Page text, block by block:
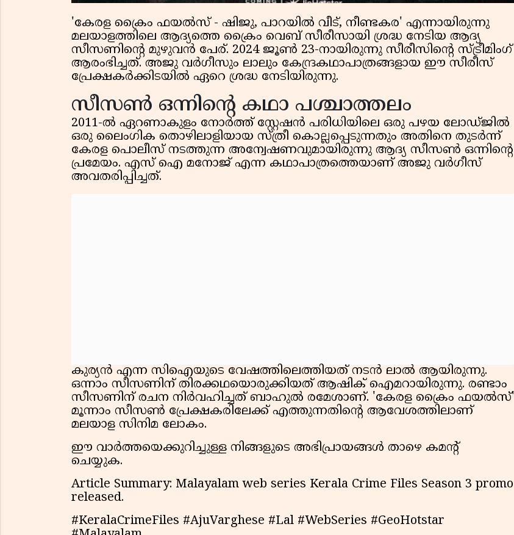
'കേരള ക്രൈം ഫയൽസ് - ഷിജു, പാറയിൽ വീട്, നീണ്ടകര' എന്നായിരുന്നു
മലയാളത്തിലെ ആദ്യത്തെ ക്രൈം വെബ് സീരീസായി ശ്രദ്ധ നേടിയ ആദ്യ
സീസണിന്റെ മുഴുവൻ പേര്. 2024 ജൂൺ 23-നായിരുന്നു സീരീസിൻ്റെ സ്ട്രീമിം​ഗ്
ആരംഭിച്ചത്. അജു വർ​ഗീസും ലാലും കേന്ദ്രകഥാപാത്രങ്ങളായ ഈ സീരീസ്
പ്രേക്ഷകർക്കിടയിൽ ഏറെ ശ്രദ്ധ നേടിയിരുന്നു.
സീസൺ ഒന്നിന്റെ കഥാ പശ്ചാത്തലം
2011-ൽ ഏറണാകുളം നോർത്ത് സ്റ്റേഷൻ പരിധിയിലെ ഒരു പഴയ ലോഡ്ജിൽ
ഒരു ലൈംഗിക തൊഴിലാളിയായ സ്ത്രീ കൊല്ലപ്പെടുന്നതും അതിനെ തുടർന്ന്
കേരള പൊലീസ് നടത്തുന്ന അന്വേഷണവുമായിരുന്നു ആദ്യ സീസൺ ഒന്നിന്റെ
പ്രമേയം. എസ് ഐ മനോജ് എന്ന കഥാപാത്രത്തെയാണ് അജു വർ​ഗീസ്
അവതരിപ്പിച്ചത്.
കുര്യൻ എന്ന സിഐയുടെ വേഷത്തിലെത്തിയത് നടൻ ലാൽ ആയിരുന്നു.
ഒന്നാം സീസണിന് തിരക്കഥയൊരുക്കിയത് ആഷിക് ഐമറായിരുന്നു. രണ്ടാം
സീസണിന് രചന നിർവഹിച്ചത് ബാഹുൽ രമേശാണ്. 'കേരള ക്രൈം ഫയൽസ്'
മൂന്നാം സീസൺ പ്രേക്ഷകരിലേക്ക് എത്തുന്നതിൻ്റെ ആവേശത്തിലാണ്
മലയാള സിനിമ ലോകം.
ഈ വാർത്തയെക്കുറിച്ചുള്ള നിങ്ങളുടെ അഭിപ്രായങ്ങൾ താഴെ കമൻ്റ്
ചെയ്യുക.
Article Summary: Malayalam web series Kerala Crime Files Season 3 promo
released.
#KeralaCrimeFiles #AjuVarghese #Lal #WebSeries #GeoHotstar